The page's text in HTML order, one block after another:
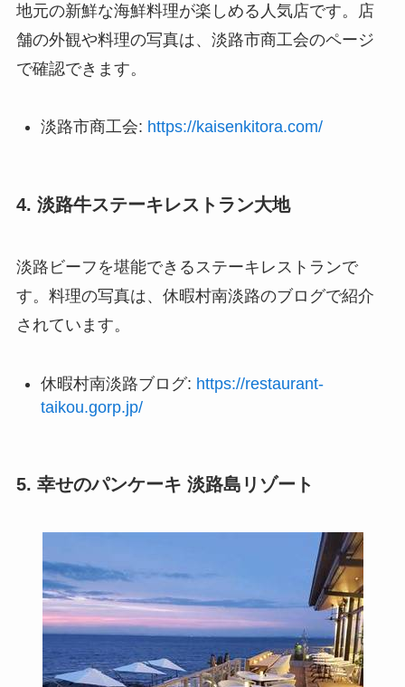
地元の新鮮な海鮮料理が楽しめる人気店です。店
舗の外観や料理の写真は、淡路市商工会のページ
で確認できます。
淡路市商工会: https://kaisenkitora.com/
4. 淡路牛ステーキレストラン大地
淡路ビーフを堪能できるステーキレストランで
す。料理の写真は、休暇村南淡路のブログで紹介
されています。
休暇村南淡路ブログ: https://restaurant-
taikou.gorp.jp/
5. 幸せのパンケーキ 淡路島リゾート